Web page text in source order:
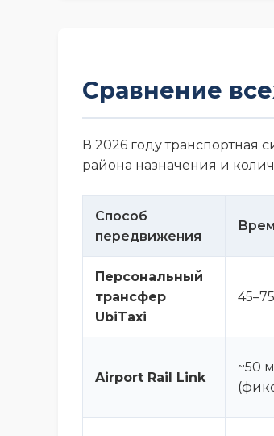
Сравнение
В 2026 году транспортная
района назначения и
Способ
передвижения
Персональный
трансфер
UbiTaxi
Airport Rail Link
~50